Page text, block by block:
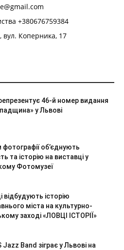
+380676759384
вул. Коперника, 17
46-й номер видання
у Львові
об’єднують
та історію на виставці у
Фотомузеї
відбудують історію
міста на культурно-
заході «ЛОВЦІ ІСТОРІЇ»
Jazz Band зіграє у Львові на